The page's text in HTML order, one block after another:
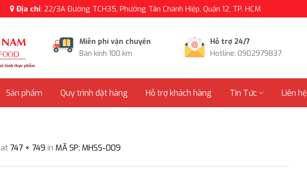
Địa chỉ: 22/3A Đường TCH35, Phường Tân Chánh Hiệp, Quận 12, TP. HCM
Miễn phí vận chuyển
Bán kính 100 km
Hỗ trợ 24/7
Hotline: 0902979837
Sản phẩm Quy trình đặt hàng Hỗ trợ khách hàng Tin Tức Liên hệ
at 747 × 749 in MÃ SP: MHSS-009